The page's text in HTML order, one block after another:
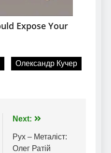
Олександр Кучер
Next:
Рух – Металіст:
Олег Ратій